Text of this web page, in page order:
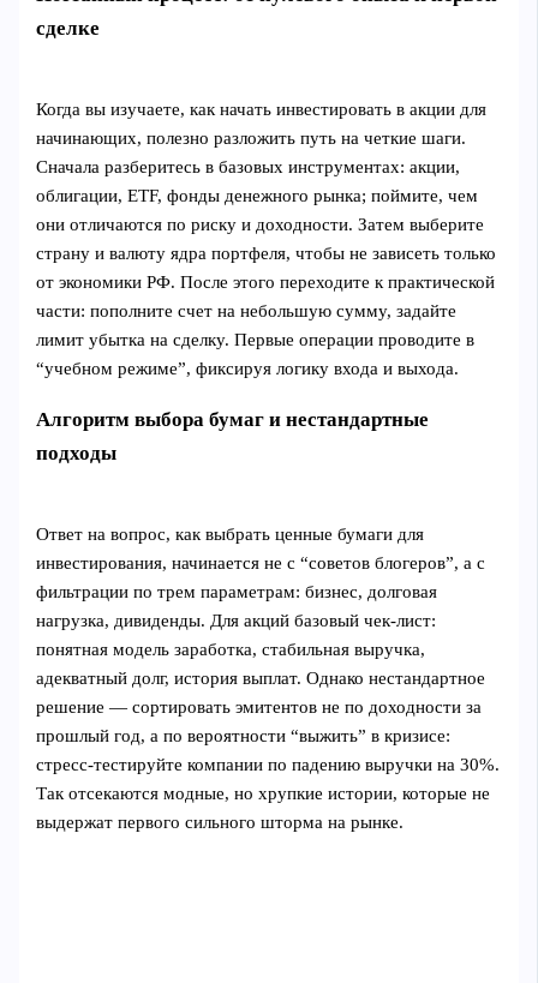
сделке
Когда вы изучаете, как начать инвестировать в акции для
начинающих, полезно разложить путь на четкие шаги.
Сначала разберитесь в базовых инструментах: акции,
облигации, ETF, фонды денежного рынка; поймите, чем
они отличаются по риску и доходности. Затем выберите
страну и валюту ядра портфеля, чтобы не зависеть только
от экономики РФ. После этого переходите к практической
части: пополните счет на небольшую сумму, задайте
лимит убытка на сделку. Первые операции проводите в
“учебном режиме”, фиксируя логику входа и выхода.
Алгоритм выбора бумаг и нестандартные
подходы
Ответ на вопрос, как выбрать ценные бумаги для
инвестирования, начинается не с “советов блогеров”, а с
фильтрации по трем параметрам: бизнес, долговая
нагрузка, дивиденды. Для акций базовый чек-лист:
понятная модель заработка, стабильная выручка,
адекватный долг, история выплат. Однако нестандартное
решение — сортировать эмитентов не по доходности за
прошлый год, а по вероятности “выжить” в кризисе:
стресс-тестируйте компании по падению выручки на 30%.
Так отсекаются модные, но хрупкие истории, которые не
выдержат первого сильного шторма на рынке.